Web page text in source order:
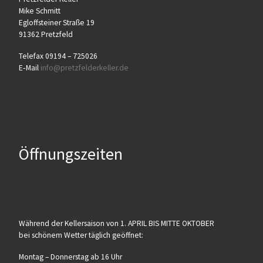
Mike Schmitt
Egloff­stei­ner Stra­ße 19
91362 Pretzfeld
Tele­fax 09194 – 725026
E‑Mail info@​pretzfelderkeller.​de
Öffnungszeiten
Wäh­rend der Kel­ler­sai­son von 1. APRIL BIS MITTE OKTOBER
bei schö­nem Wet­ter täg­lich geöffnet:
Mon­tag – Don­ners­tag ab 16 Uhr